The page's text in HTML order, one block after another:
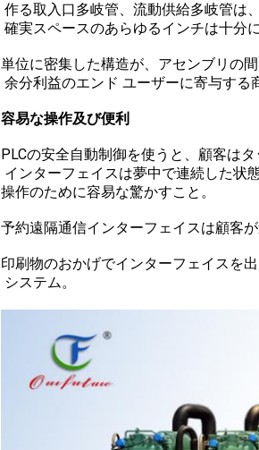
作る取入口多岐管、流動供給多岐管は
確実スペースのあらゆるインチは十分
単位に密集した構造が、アセンブリの
余分利益のエンド ユーザーに寄与する
容易な操作及び便利
PLCの安全自動制御を使うと、顧客は
インターフェイスは夢中で連続した状
操作のために容易な驚かすこと。
予約遠隔通信インターフェイスは顧客
印刷物のおかげでインターフェイスを
システム。